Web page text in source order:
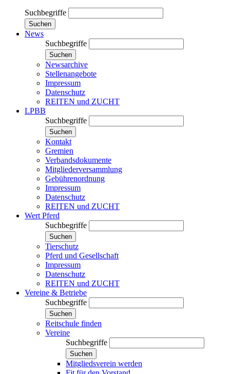
Suchbegriffe
Suchen
News
Suchbegriffe
Suchen
Newsarchive
Stellenangebote
Impressum
Datenschutz
REITEN und ZUCHT
LPBB
Suchbegriffe
Suchen
Kontakt
Gremien
Verbandsdokumente
Mitgliederversammlung
Gebührenordnung
Impressum
Datenschutz
REITEN und ZUCHT
Wert Pferd
Suchbegriffe
Suchen
Tierschutz
Pferd und Gesellschaft
Impressum
Datenschutz
REITEN und ZUCHT
Vereine & Betriebe
Suchbegriffe
Suchen
Reitschule finden
Vereine
Suchbegriffe
Suchen
Mitgliedsverein werden